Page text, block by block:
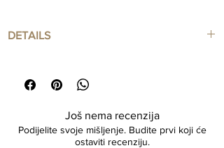
DETAILS
Još nema recenzija
Podijelite svoje mišljenje. Budite prvi koji će
ostaviti recenziju.